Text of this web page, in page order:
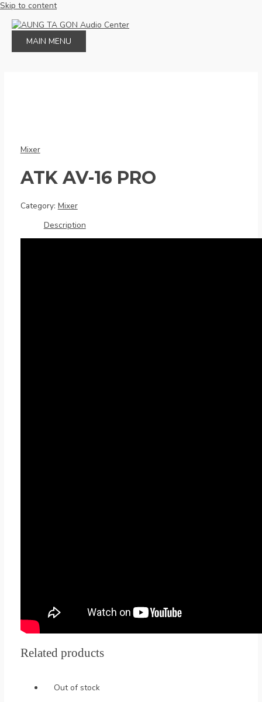
Skip to content
MAIN MENU
Mixer
ATK AV-16 PRO
Category: Mixer
Description
Related products
Out of stock